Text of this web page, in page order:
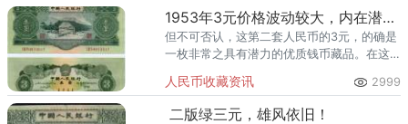
4000美元/
1953年3元价格波动较大，内在潜力不可忽视
但不可否认，这第二套人民币的3元，的确是
一枚非常之具有潜力的优质钱币藏品。在这
套人民币的收藏更迭。
人民币收藏资讯 2999
二版绿三元，雄风依旧！